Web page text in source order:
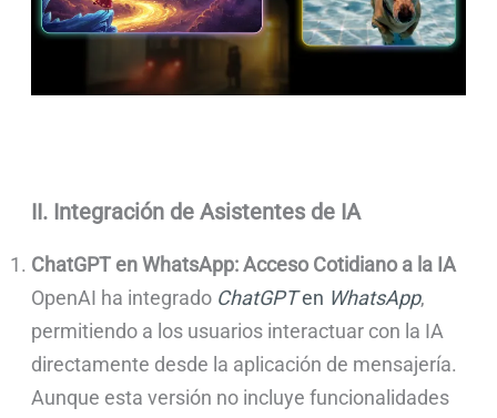
II. Integración de Asistentes de IA
ChatGPT en WhatsApp: Acceso Cotidiano a la IA
OpenAI ha integrado ChatGPTen WhatsApp,
permitiendo a los usuarios interactuar con la IA
directamente desde la aplicación de mensajería.
Aunque esta versión no incluye funcionalidades